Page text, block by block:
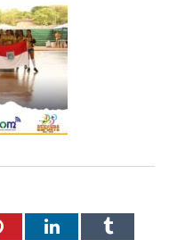
PinterestLinkedInTumblr